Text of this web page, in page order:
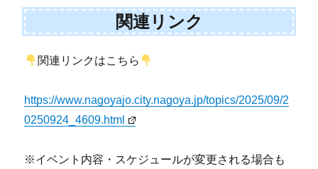
関連リンク
関連リンクはこちら
https://www.nagoyajo.city.nagoya.jp/topics/2025/09/2
0250924_4609.html
※イベント内容・スケジュールが変更される場合も